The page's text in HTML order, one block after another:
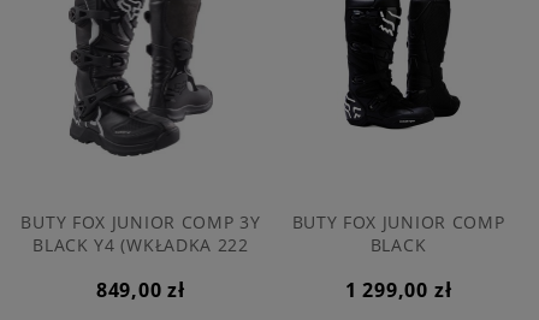
BUTY FOX JUNIOR COMP 3Y
BLACK Y4 (WKŁADKA 222
849,00 zł
BUTY FOX JUNIOR COMP
BLACK
1 299,00 zł